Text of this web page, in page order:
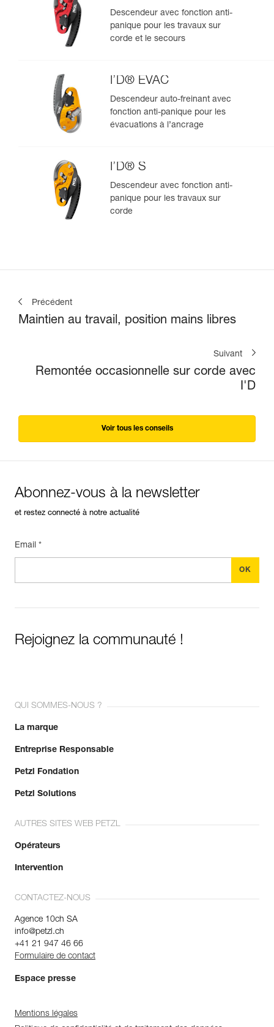
Descendeur avec fonction anti-
panique pour les travaux sur
corde et le secours
I’D® EVAC
Descendeur auto-freinant avec
fonction anti-panique pour les
évacuations à l’ancrage
I’D® S
Descendeur avec fonction anti-
panique pour les travaux sur
corde
Précédent
Maintien au travail, position mains libres
Suivant
Remontée occasionnelle sur corde avec
I'D
Voir tous les conseils
Abonnez-vous à la newsletter
et restez connecté à notre actualité
Email *
Rejoignez la communauté !
QUI SOMMES-NOUS ?
La marque
Entreprise Responsable
Petzl Fondation
Petzl Solutions
AUTRES SITES WEB PETZL
Opérateurs
Intervention
CONTACTEZ-NOUS
Agence 10ch SA
info@petzl.ch
+41 21 947 46 66
Formulaire de contact
Espace presse
Mentions légales